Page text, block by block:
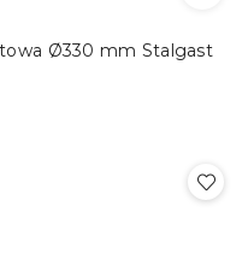
Ø330 mm Stalgast